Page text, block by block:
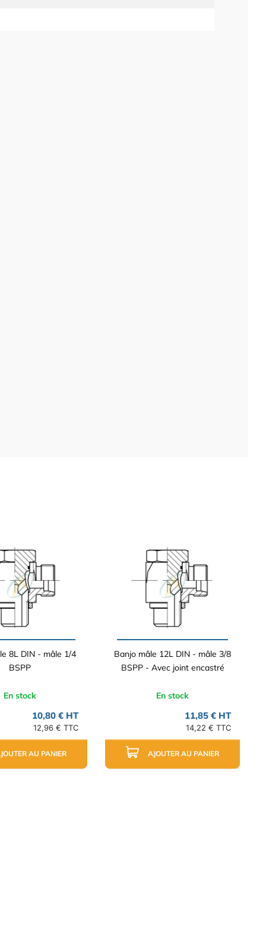
8L DIN - mâle 1/4
BSPP
En stock
10,80 € HT
12,96 € TTC
AU PANIER
Banjo mâle 12L DIN - mâle 3/8
BSPP - Avec joint encastré
En stock
11,85 € HT
14,22 € TTC
AJOUTER AU PANIER